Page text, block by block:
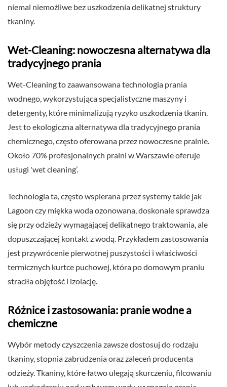
niemal niemożliwe bez uszkodzenia delikatnej struktury
tkaniny.
Wet-Cleaning: nowoczesna alternatywa dla
tradycyjnego prania
Wet-Cleaning to zaawansowana technologia prania
wodnego, wykorzystująca specjalistyczne maszyny i
detergenty, które minimalizują ryzyko uszkodzenia tkanin.
Jest to ekologiczna alternatywa dla tradycyjnego prania
chemicznego, często oferowana przez nowoczesne pralnie.
Około 70% profesjonalnych pralni w Warszawie oferuje
usługi 'wet cleaning’.
Technologia ta, często wspierana przez systemy takie jak
Lagoon czy miękka woda ozonowana, doskonale sprawdza
się przy odzieży wymagającej delikatnego traktowania, ale
dopuszczającej kontakt z wodą. Przykładem zastosowania
jest przywrócenie pierwotnej puszystości i właściwości
termicznych kurtce puchowej, która po domowym praniu
straciła objętość i izolację.
Różnice i zastosowania: pranie wodne a
chemiczne
Wybór metody czyszczenia zawsze dostosuj do rodzaju
tkaniny, stopnia zabrudzenia oraz zaleceń producenta
odzieży. Tkaniny, które łatwo ulegają skurczeniu, filcowaniu